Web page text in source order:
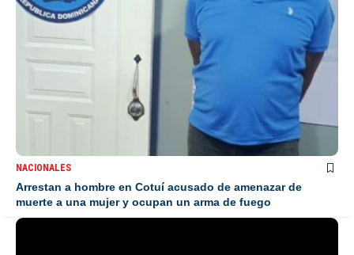
NACIONALES
Arrestan a hombre en Cotuí acusado de amenazar de
muerte a una mujer y ocupan un arma de fuego